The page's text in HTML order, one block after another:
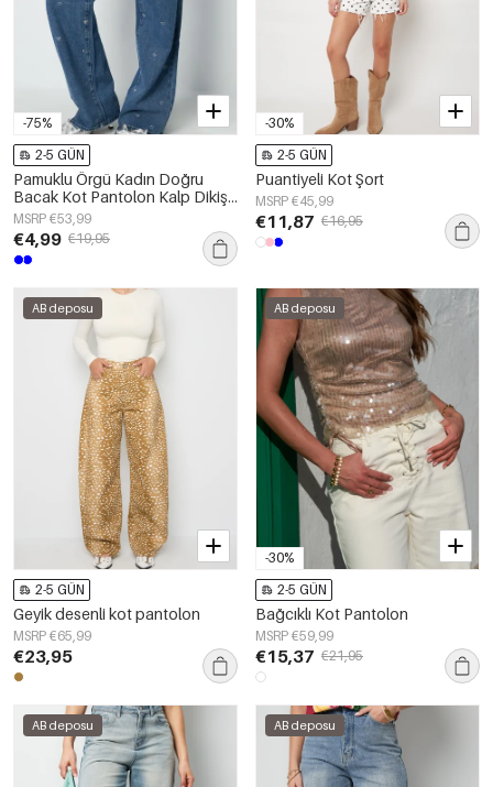
-75%
2-5 GÜN
Pamuklu Örgü Kadın Doğru
Bacak Kot Pantolon Kalp Dikişli
Kasual
MSRP €53,99
€4,99 €19,95
-30%
2-5 GÜN
Puantiyeli Kot Şort
MSRP €45,99
€11,87 €16,95
AB deposu
2-5 GÜN
Geyik desenli kot pantolon
MSRP €65,99
€23,95
-30%
AB deposu
2-5 GÜN
Bağcıklı Kot Pantolon
MSRP €59,99
€15,37 €21,95
AB deposu AB deposu